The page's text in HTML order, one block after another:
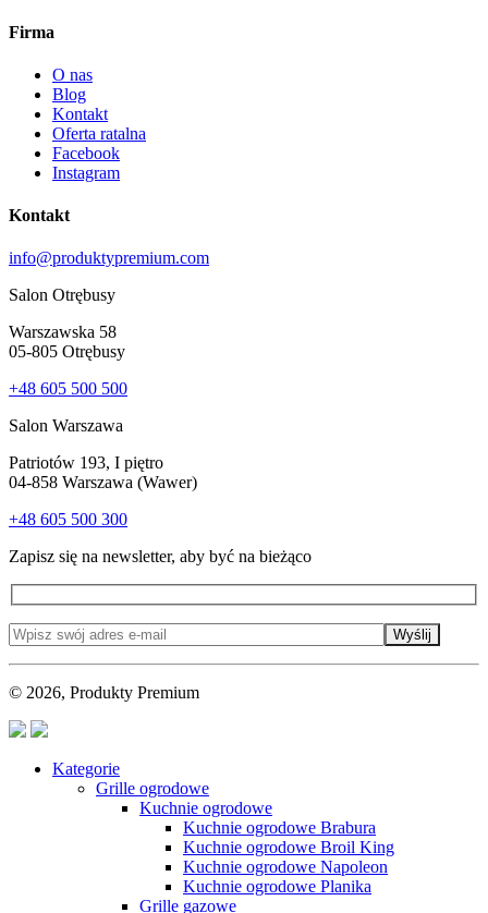
Firma
O nas
Blog
Kontakt
Oferta ratalna
Facebook
Instagram
Kontakt
info@produktypremium.com
Salon Otrębusy
Warszawska 58
05-805 Otrębusy
+48 605 500 500
Salon Warszawa
Patriotów 193, I piętro
04-858 Warszawa (Wawer)
+48 605 500 300
Zapisz się na newsletter, aby być na bieżąco
Wyślij
© 2026, Produkty Premium
Kategorie
Grille ogrodowe
Kuchnie ogrodowe
Kuchnie ogrodowe Brabura
Kuchnie ogrodowe Broil King
Kuchnie ogrodowe Napoleon
Kuchnie ogrodowe Planika
Grille gazowe